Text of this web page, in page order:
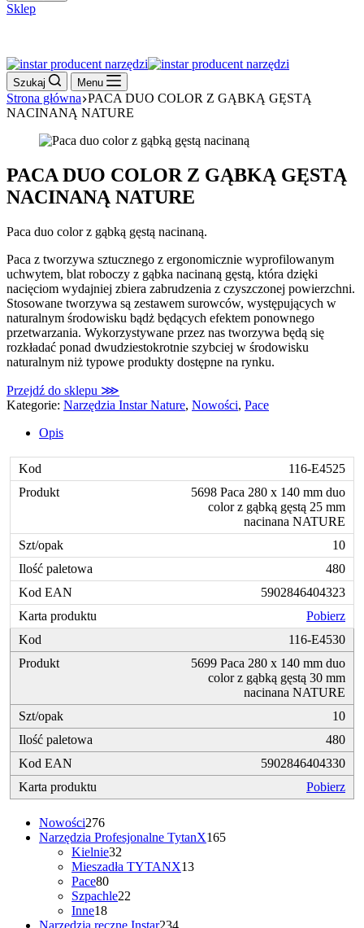
Sklep
Szukaj Menu
Strona główna PACA DUO COLOR Z GĄBKĄ GĘSTĄ
NACINANĄ NATURE
PACA DUO COLOR Z GĄBKĄ GĘSTĄ
NACINANĄ NATURE
Paca duo color z gąbką gęstą nacinaną.
Paca z tworzywa sztucznego z ergonomicznie wyprofilowanym
uchwytem, blat roboczy z gąbka nacinaną gęstą, która dzięki
nacięciom wydajniej zbiera zabrudzenia z czyszczonej powierzchni.
Stosowane tworzywa są zestawem surowców, występujących w
naturalnym środowisku bądż będących efektem ponownego
przetwarzania. Wykorzystywane przez nas tworzywa będą się
rozkładać ponad dwudziestokrotnie szybciej w środowisku
naturalnym niż typowe produkty dostępne na rynku.
Przejdź do sklepu ⋙
Kategorie: Narzędzia Instar Nature, Nowości, Pace
Opis
116-E4525
5698 Paca 280 x 140 mm duo
color z gąbką gęstą 25 mm
nacinana NATURE
10
480
5902846404323
Pobierz
116-E4530
5699 Paca 280 x 140 mm duo
color z gąbką gęstą 30 mm
nacinana NATURE
10
480
5902846404330
Pobierz
Nowości276276
produktów
Narzędzia Profesjonalne TytanX165165
Kielnie32
produkty
Mieszadła TYTANX1313
Pace8080
produktów
Szpachle22
Inne1818
produktów
Narzędzia ręczne Instar234234